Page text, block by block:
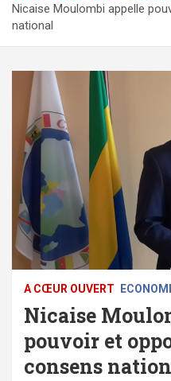
Nicaise Moulombi appelle
national
A CŒUR OUVERT
Nicaise
pouvoir et
consens